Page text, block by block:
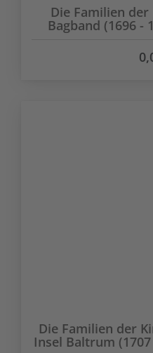
Die Familien
Bagband (1696 -
Die Familien der
Insel Baltrum